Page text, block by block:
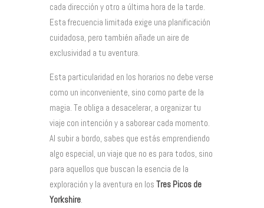
cada dirección y otro a última hora de la tarde.
Esta frecuencia limitada exige una planificación
cuidadosa, pero también añade un aire de
exclusividad a tu aventura.
Esta particularidad en los horarios no debe verse
como un inconveniente, sino como parte de la
magia. Te obliga a desacelerar, a organizar tu
viaje con intención y a saborear cada momento.
Al subir a bordo, sabes que estás emprendiendo
algo especial, un viaje que no es para todos, sino
para aquellos que buscan la esencia de la
exploración y la aventura en los Tres Picos de
Yorkshire